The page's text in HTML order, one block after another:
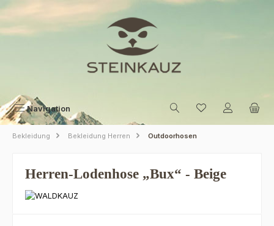
Zum Hauptinhalt springen
Navigation
Bekleidung Bekleidung Herren Outdoorhosen
Herren-Lodenhose „Bux“ - Beige